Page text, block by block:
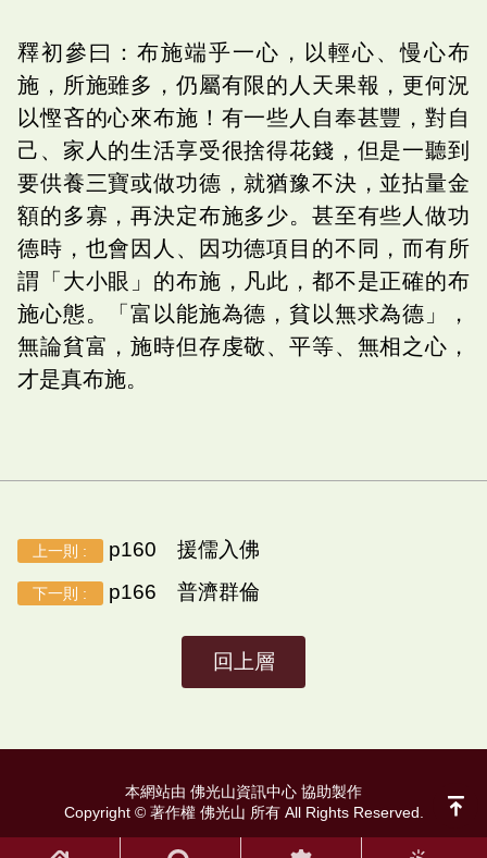
釋初參曰：布施端乎一心，以輕心、慢心布
施，所施雖多，仍屬有限的人天果報，更何況
以慳吝的心來布施！有一些人自奉甚豐，對自
己、家人的生活享受很捨得花錢，但是一聽到
要供養三寶或做功德，就猶豫不決，並拈量金
額的多寡，再決定布施多少。甚至有些人做功
德時，也會因人、因功德項目的不同，而有所
謂「大小眼」的布施，凡此，都不是正確的布
施心態。「富以能施為德，貧以無求為德」，
無論貧富，施時但存虔敬、平等、無相之心，
才是真布施。
上一則 : p160 援儒入佛
下一則 : p166 普濟群倫
回上層
本網站由 佛光山資訊中心 協助製作
Copyright © 著作權 佛光山 所有 All Rights Reserved.